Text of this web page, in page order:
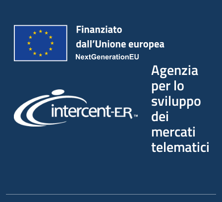
Agenzia
per lo
sviluppo
dei
mercati
telematici